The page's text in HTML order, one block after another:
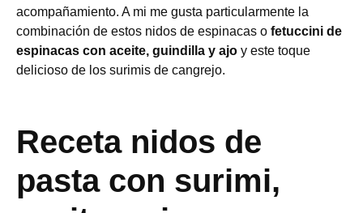
acompañamiento. A mi me gusta particularmente la
combinación de estos nidos de espinacas o fetuccini de
espinacas con aceite, guindilla y ajo y este toque
delicioso de los surimis de cangrejo.
Receta nidos de
pasta con surimi,